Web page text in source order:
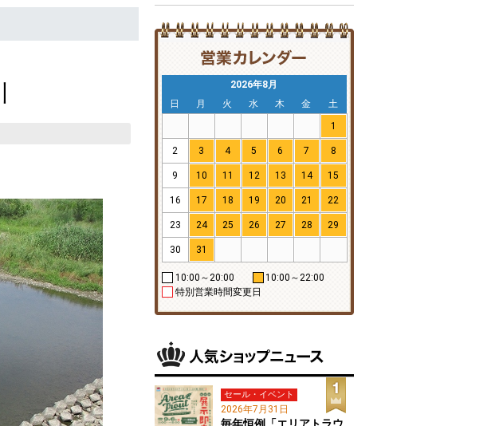
2026年8月
日
月 火 水 木 金
土
1
2 3 4 5 6 7 8
9 10 11 12 13 14 15
16 17 18 19 20 21 22
23 24 25 26 27 28 29
30 31
10:00～20:00
10:00～22:00
特別営業時間変更日
セール・イベント
2026年7月31日